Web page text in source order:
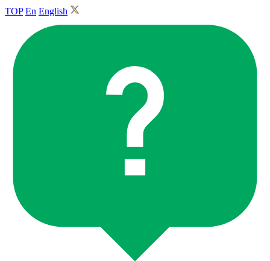
TOP En English